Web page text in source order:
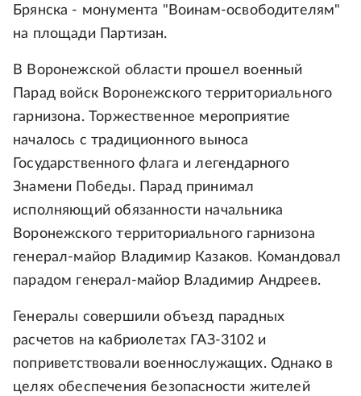
Брянска - монумента "Воинам-освободителям"
на площади Партизан.
В Воронежской области прошел военный
Парад войск Воронежского территориального
гарнизона. Торжественное мероприятие
началось с традиционного выноса
Государственного флага и легендарного
Знамени Победы. Парад принимал
исполняющий обязанности начальника
Воронежского территориального гарнизона
генерал-майор Владимир Казаков. Командовал
парадом генерал-майор Владимир Андреев.
Генералы совершили объезд парадных
расчетов на кабриолетах ГАЗ-3102 и
поприветствовали военнослужащих. Однако в
целях обеспечения безопасности жителей